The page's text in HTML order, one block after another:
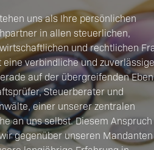
uns als Ihre persönlichen
in allen steuerlichen,
und rechtlichen
eine verbindliche und zuverlässige
auf der übergreifenden
Steuerberater und
einer unserer zentralen
an uns selbst. Diesem Anspruch
gegenüber unseren Mandanten